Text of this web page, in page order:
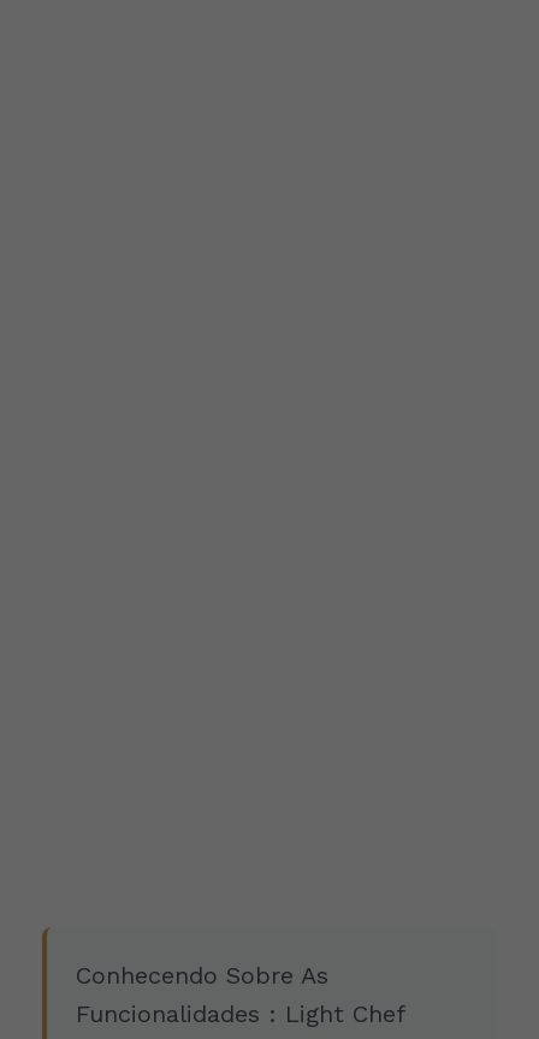
Conhecendo Sobre As
Funcionalidades : Light Chef